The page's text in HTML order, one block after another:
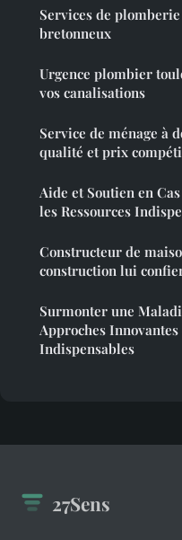
Services de
bretonneux
Urgence plombier
vos canalisations
Service de ménage à
qualité et prix
Aide et Soutien en
les Ressources
Constructeur de
construction lui
Surmonter une
Approches
Indispensables
27Sens